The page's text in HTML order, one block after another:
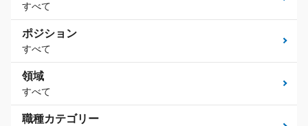
すべて
ポジション
すべて
領域
すべて
職種カテゴリー